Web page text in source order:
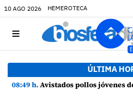
10 AGO 2026 HEMEROTECA
ÚLTIMA
08:49 h.Avistados pollos jóvenes de corredor sahariano y